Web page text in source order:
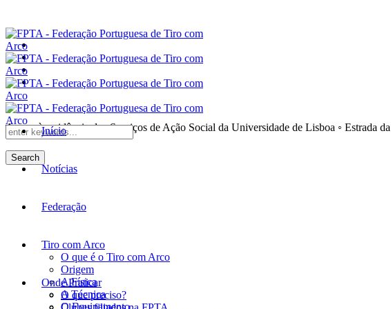
Anexo à residência dos Serviços de Ação Social da Universidade de Lisboa ◦ Estrada
Search
Início
Notícias
Federação
Tiro com Arco
O que é o Tiro com Arco
Origem
A Física
A Técnica
O Equipamento
Onde Praticar
O que preciso?